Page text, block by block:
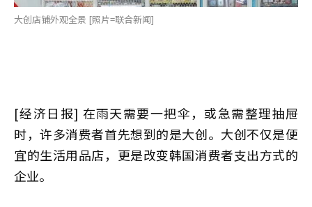
大创店铺外观全景 [照片=联合新闻]
[经济日报] 在雨天需要一把伞，或急需整理抽屉
时，许多消费者首先想到的是大创。大创不仅是便
宜的生活用品店，更是改变韩国消费者支出方式的
企业。